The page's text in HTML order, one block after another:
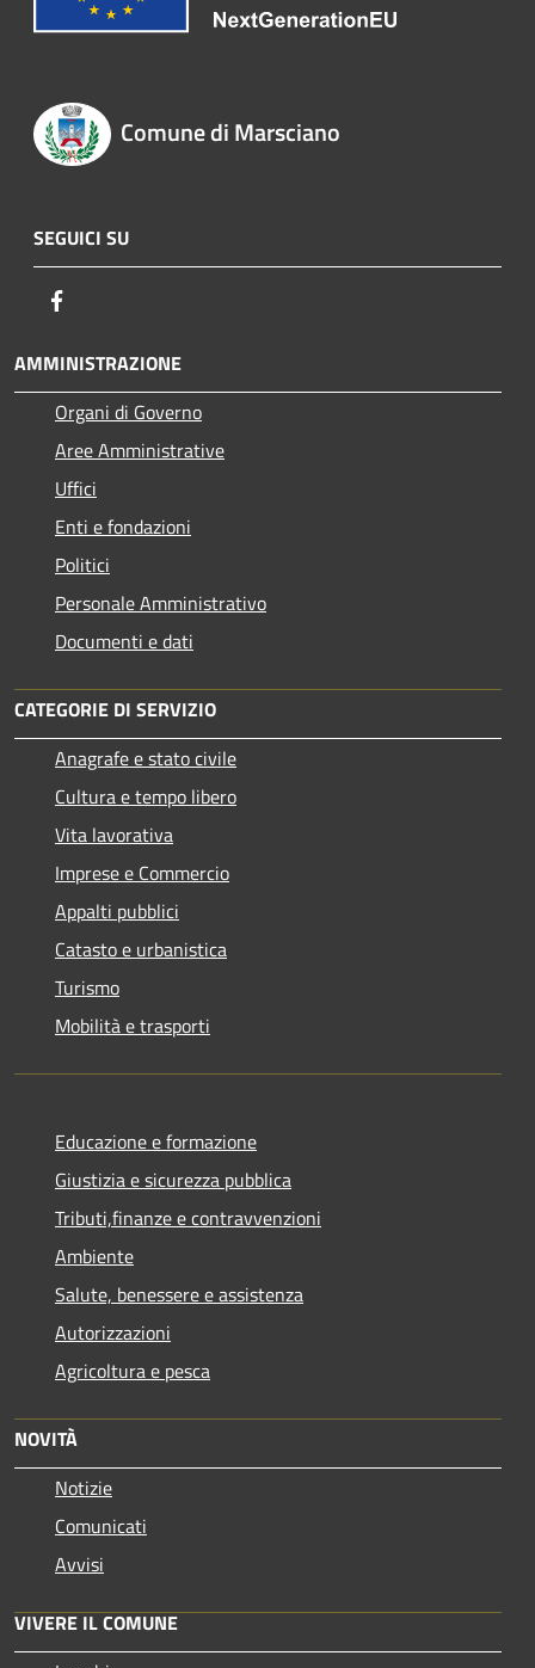
Comune di Marsciano
SEGUICI SU
AMMINISTRAZIONE
Organi di Governo
Aree Amministrative
Uffici
Enti e fondazioni
Politici
Personale Amministrativo
Documenti e dati
CATEGORIE DI SERVIZIO
Anagrafe e stato civile
Cultura e tempo libero
Vita lavorativa
Imprese e Commercio
Appalti pubblici
Catasto e urbanistica
Turismo
Mobilità e trasporti
Educazione e formazione
Giustizia e sicurezza pubblica
Tributi,finanze e contravvenzioni
Ambiente
Salute, benessere e assistenza
Autorizzazioni
Agricoltura e pesca
NOVITÀ
Notizie
Comunicati
Avvisi
VIVERE IL COMUNE